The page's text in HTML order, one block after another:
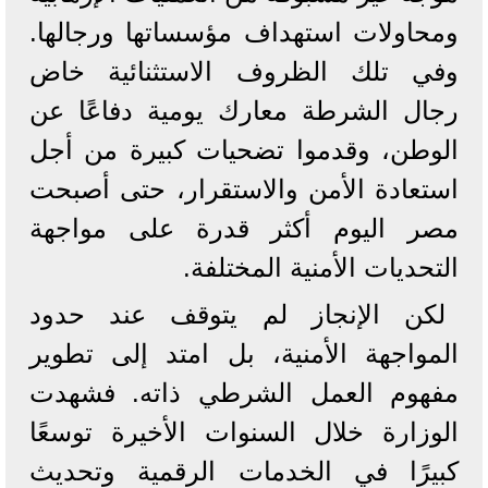
ومحاولات استهداف مؤسساتها ورجالها.
وفي تلك الظروف الاستثنائية خاض
رجال الشرطة معارك يومية دفاعًا عن
الوطن، وقدموا تضحيات كبيرة من أجل
استعادة الأمن والاستقرار، حتى أصبحت
مصر اليوم أكثر قدرة على مواجهة
التحديات الأمنية المختلفة.
لكن الإنجاز لم يتوقف عند حدود
المواجهة الأمنية، بل امتد إلى تطوير
مفهوم العمل الشرطي ذاته. فشهدت
الوزارة خلال السنوات الأخيرة توسعًا
كبيرًا في الخدمات الرقمية وتحديث